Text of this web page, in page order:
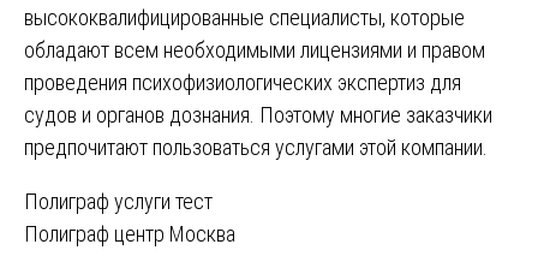
высококвалифицированные специалисты, которые
обладают всем необходимыми лицензиями и правом
проведения психофизиологических экспертиз для
судов и органов дознания. Поэтому многие заказчики
предпочитают пользоваться услугами этой компании.
Навигация
Полиграф услуги тест
Полиграф центр Москва